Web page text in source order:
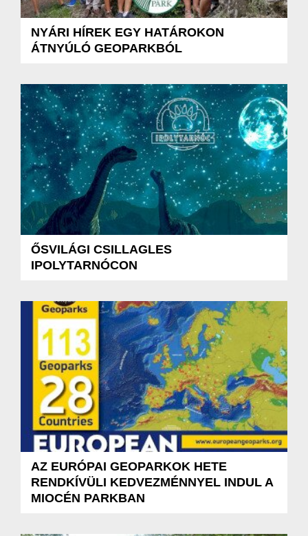
NYÁRI HÍREK EGY HATÁROKON
ÁTNYÚLÓ GEOPARKBÓL
ŐSVILÁGI CSILLAGLES
IPOLYTARNÓCON
AZ EURÓPAI GEOPARKOK HETE
RENDKÍVÜLI KEDVEZMÉNNYEL INDUL A
MIOCÉN PARKBAN